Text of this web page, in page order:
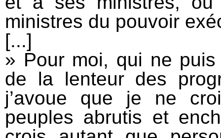
ministres du pouvoir
[...]
» Pour moi, qui ne puis
de la lenteur des
j’avoue que je ne
peuples abrutis et